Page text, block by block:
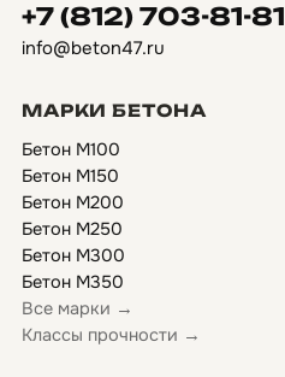
+7 (812) 703-81-81
info@beton47.ru
МАРКИ БЕТОНА
Бетон М100
Бетон М150
Бетон М200
Бетон М250
Бетон М300
Бетон М350
Все марки →
Классы прочности →